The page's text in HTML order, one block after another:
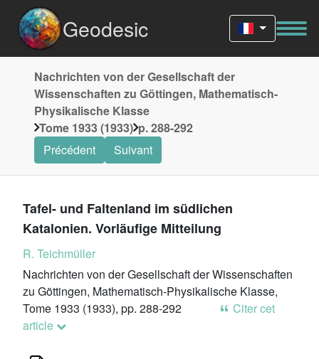
Geodesic
Nachrichten von der Gesellschaft der
Wissenschaften zu Göttingen, Mathematisch-
Physikalische Klasse
Tome 1933 (1933) p. 288-292
Précédent
Suivant
Tafel- und Faltenland im südlichen
Katalonien. Vorläufige Mitteilung
R. Teichmüller
Nachrichten von der Gesellschaft der Wissenschaften
zu Göttingen, Mathematisch-Physikalische Klasse,
Tome 1933 (1933), pp. 288-292
Citer cet
article